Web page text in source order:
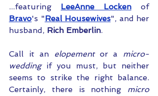
...featuring LeeAnne Locken
of
Bravo's "Real Housewives", and her
husband, Rich Emberlin.
Call it an elopement or a micro-
wedding if you must, but neither
seems to strike the right balance.
Certainly, there is nothing micro